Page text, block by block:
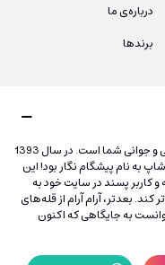
درباره‌ی ما
برندها
پیشگام نگار فروشگاهی اینترنتی مخصوص زیبایی و جوانی شما است. در سال 1393
به نام پیشگام نگار بود! این
کاربر پسند در سایت خود به
بعدتر، آرام آرام از قله‌های
به جایگاهی که اکنون